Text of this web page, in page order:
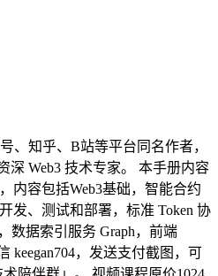
、知乎、B站等平台同名作者，
深 Web3 技术专家。 本手册内容
内容包括Web3基础，智能合约
发、测试和部署，标准 Token 协
数据索引服务 Graph，前端
keegan704，发送支付截图，可